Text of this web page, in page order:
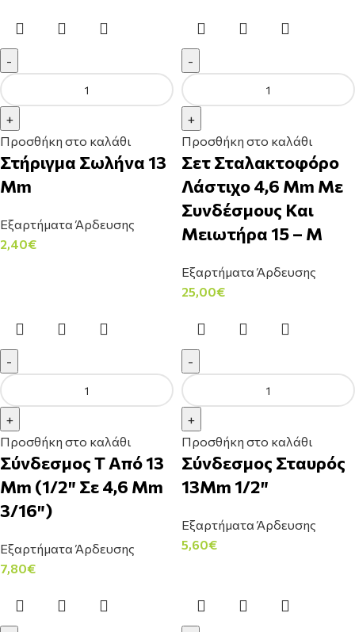
Προσθήκη στο καλάθι
Στήριγμα Σωλήνα 13
Mm
Εξαρτήματα Άρδευσης
2,40€
Προσθήκη στο καλάθι
Σετ Σταλακτοφόρο
Λάστιχο 4,6 Mm Με
Συνδέσμους Και
Μειωτήρα 15 – Μ
Εξαρτήματα Άρδευσης
25,00€
Προσθήκη στο καλάθι
Σύνδεσμος Τ Από 13
Mm (1/2″ Σε 4,6 Mm
3/16″)
Εξαρτήματα Άρδευσης
7,80€
Προσθήκη στο καλάθι
Σύνδεσμος Σταυρός
13Mm 1/2″
Εξαρτήματα Άρδευσης
5,60€